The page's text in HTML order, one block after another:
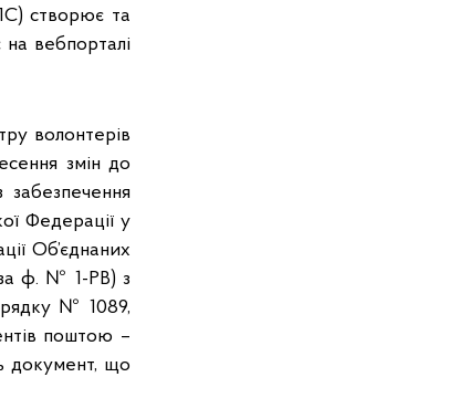
створює та
вебпорталі
волонтерів
змін до
забезпечення
Федерації у
Об’єднаних
ф. № 1-РВ) з
№ 1089,
поштою –
документ, що